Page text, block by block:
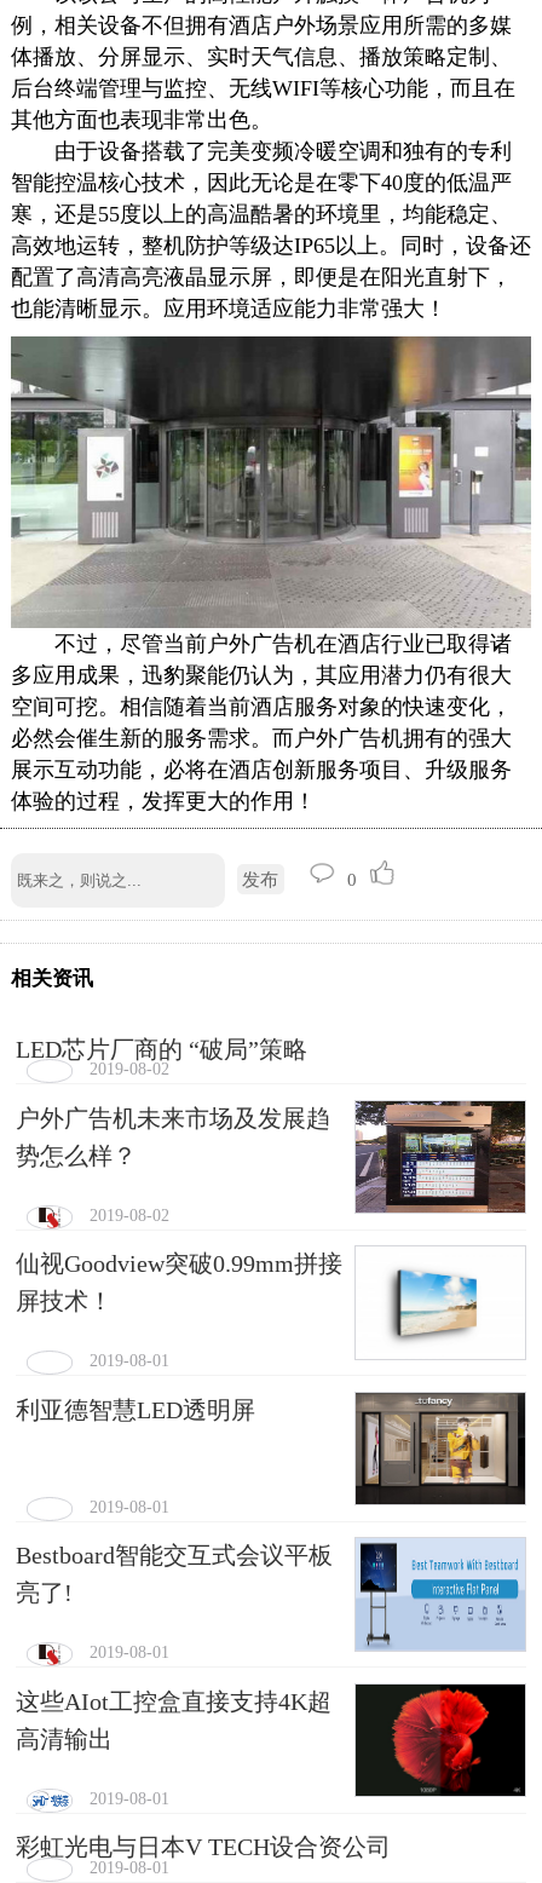
例，相关设备不但拥有酒店户外场景应用所需的多媒
体播放、分屏显示、实时天气信息、播放策略定制、
后台终端管理与监控、无线WIFI等核心功能，而且在
其他方面也表现非常出色。
由于设备搭载了完美变频冷暖空调和独有的专利
智能控温核心技术，因此无论是在零下40度的低温严
寒，还是55度以上的高温酷暑的环境里，均能稳定、
高效地运转，整机防护等级达IP65以上。同时，设备还
配置了高清高亮液晶显示屏，即便是在阳光直射下，
也能清晰显示。应用环境适应能力非常强大！
不过，尽管当前户外广告机在酒店行业已取得诸
多应用成果，迅豹聚能仍认为，其应用潜力仍有很大
空间可挖。相信随着当前酒店服务对象的快速变化，
必然会催生新的服务需求。而户外广告机拥有的强大
展示互动功能，必将在酒店创新服务项目、升级服务
体验的过程，发挥更大的作用！
发布 0
相关资讯
LED芯片厂商的 “破局”策略
2019-08-02
户外广告机未来市场及发展趋
势怎么样？
2019-08-02
仙视Goodview突破0.99mm拼接
屏技术！
2019-08-01
利亚德智慧LED透明屏
2019-08-01
Bestboard智能交互式会议平板
亮了!
2019-08-01
这些AIot工控盒直接支持4K超
高清输出
2019-08-01
彩虹光电与日本V TECH设合资公司
2019-08-01